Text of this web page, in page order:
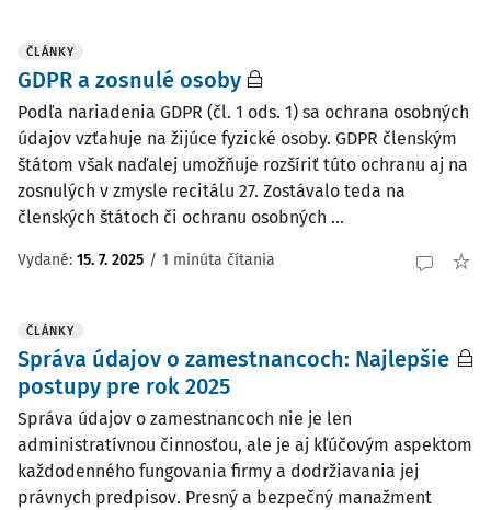
ČLÁNKY
GDPR a zosnulé osoby
Podľa nariadenia GDPR (čl. 1 ods. 1) sa ochrana osobných
údajov vzťahuje na žijúce fyzické osoby. GDPR členským
štátom však naďalej umožňuje rozšíriť túto ochranu aj na
zosnulých v zmysle recitálu 27. Zostávalo teda na
členských štátoch či ochranu osobných ...
Vydané: 15. 7. 2025 / 1 minúta čítania
ČLÁNKY
Správa údajov o zamestnancoch: Najlepšie
postupy pre rok 2025
Správa údajov o zamestnancoch nie je len
administratívnou činnosťou, ale je aj kľúčovým aspektom
každodenného fungovania firmy a dodržiavania jej
právnych predpisov. Presný a bezpečný manažment